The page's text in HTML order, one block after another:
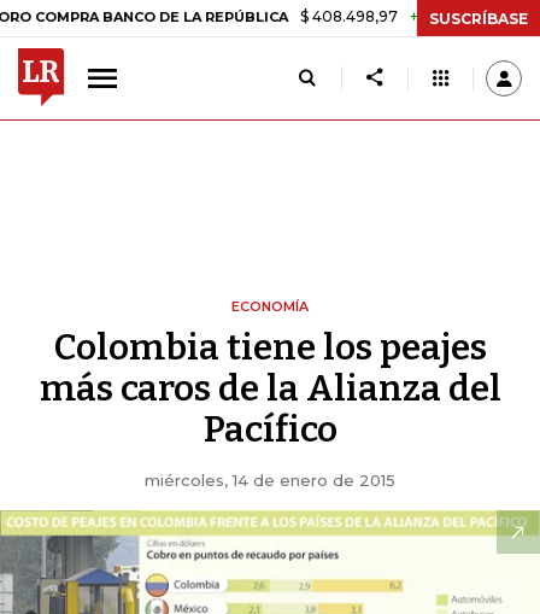
BANCO DE LA REPÚBLICA $ 408.498,97 +$ 8.753,81 +2,19%
SUSCRÍBASE
ECONOMÍA
Colombia tiene los peajes
más caros de la Alianza del
Pacífico
miércoles, 14 de enero de 2015